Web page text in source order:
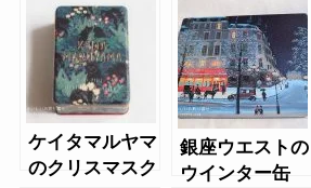
ケイタマルヤマ
のクリスマスク
銀座ウエストの
ウインター缶